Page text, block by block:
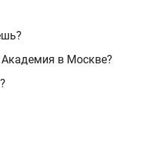
в Москве?